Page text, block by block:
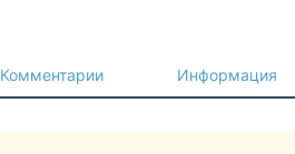
Комментарии Информация